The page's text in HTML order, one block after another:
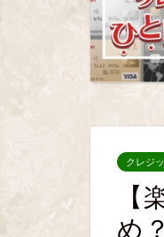
クレジ
【
め